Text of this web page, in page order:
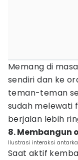
Memang di
sendiri dan ke
teman-teman
sudah melewati
berjalan lebih
8. Membangun
Ilustrasi interaksi
Saat aktif